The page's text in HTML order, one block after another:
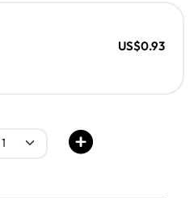
US$0.93